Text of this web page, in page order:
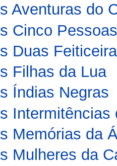
Aventuras do
Cinco
Duas
Filhas da Lua
Índias Negras
Intermitências
Memórias da
Mulheres da